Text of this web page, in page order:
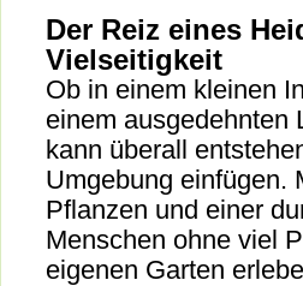
Der Reiz eines
Vielseitigkeit
Ob in einem kleinen
einem ausgedehnten
kann überall
Umgebung einfügen.
Pflanzen und einer
Menschen ohne viel
eigenen Garten